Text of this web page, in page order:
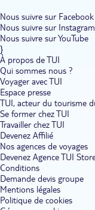
Nous suivre sur Facebook
Nous suivre sur Instagram
Nous suivre sur YouTube
}
À propos de TUI
Qui sommes nous ?
Voyager avec TUI
Espace presse
TUI, acteur du tourisme
Se former chez TUI
Travailler chez TUI
Devenez Affilié
Nos agences de voyages
Devenez Agence TUI
Conditions
Demande devis groupe
Mentions légales
Politique de cookies